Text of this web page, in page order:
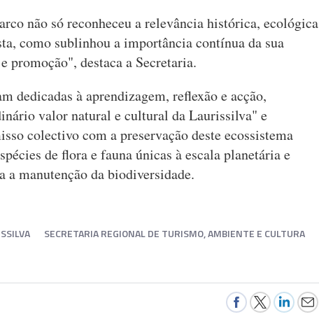
não só reconheceu a relevância histórica, ecológica
como sublinhou a importância contínua da sua
promoção", destaca a Secretaria.
dedicadas à aprendizagem, reflexão e acção,
valor natural e cultural da Laurissilva" e
colectivo com a preservação deste ecossistema
de flora e fauna únicas à escala planetária e
a manutenção da biodiversidade.
SECRETARIA REGIONAL DE TURISMO, AMBIENTE E CULTURA